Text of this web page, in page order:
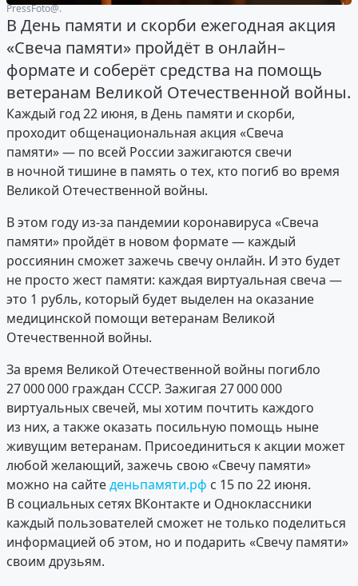
PressFoto@.
В День памяти и скорби ежегодная акция
«Свеча памяти» пройдёт в онлайн–
формате и соберёт средства на помощь
ветеранам Великой Отечественной войны.
Каждый год 22 июня, в День памяти и скорби,
проходит общенациональная акция «Свеча
памяти» — по всей России зажигаются свечи
в ночной тишине в память о тех, кто погиб во время
Великой Отечественной войны.
В этом году из-за пандемии коронавируса «Свеча
памяти» пройдёт в новом формате — каждый
россиянин сможет зажечь свечу онлайн. И это будет
не просто жест памяти: каждая виртуальная свеча —
это 1 рубль, который будет выделен на оказание
медицинской помощи ветеранам Великой
Отечественной войны.
За время Великой Отечественной войны погибло
27 000 000 граждан СССР. Зажигая 27 000 000
виртуальных свечей, мы хотим почтить каждого
из них, а также оказать посильную помощь ныне
живущим ветеранам. Присоединиться к акции может
любой желающий, зажечь свою «Свечу памяти»
можно на сайтеденьпамяти.рф с 15 по 22 июня.
В социальных сетях ВКонтакте и Одноклассники
каждый пользователей сможет не только поделиться
информацией об этом, но и подарить «Свечу памяти»
своим друзьям.